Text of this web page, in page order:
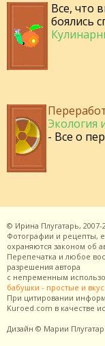
Все, что
боялись
Экология
- Все о
© Ирина Плугатарь, 2007-
Фотографии и рецепты,
охраняются законом об
Перепечатка и любое
разрешения автора
с непременным
бабушки - простые и
При цитировании
Kuroed.com в качестве
Дизайн © Марии